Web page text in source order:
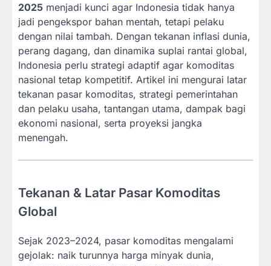
2025 menjadi kunci agar Indonesia tidak hanya
jadi pengekspor bahan mentah, tetapi pelaku
dengan nilai tambah. Dengan tekanan inflasi dunia,
perang dagang, dan dinamika suplai rantai global,
Indonesia perlu strategi adaptif agar komoditas
nasional tetap kompetitif. Artikel ini mengurai latar
tekanan pasar komoditas, strategi pemerintahan
dan pelaku usaha, tantangan utama, dampak bagi
ekonomi nasional, serta proyeksi jangka
menengah.
Tekanan & Latar Pasar Komoditas
Global
Sejak 2023–2024, pasar komoditas mengalami
gejolak: naik turunnya harga minyak dunia,